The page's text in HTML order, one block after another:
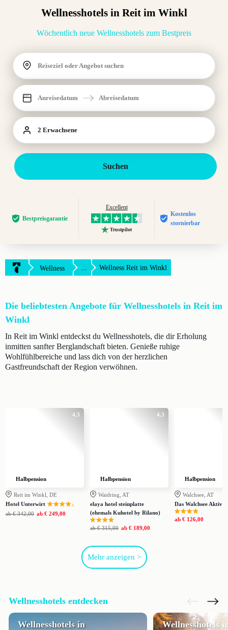
Wellnesshotels in Reit im Winkl
Wöchentlich neue Wellnesshotels zum Bestpreis
Reiseziel oder Angebot suchen
Anreisedatum Abreisedatum
2 Erwachsene
Suchen
Bestpreis­garantie
Excellent
Trustpilot
Kostenlos
stornierbar
Wellness ... Wellness Reit im Winkl
Die beliebtesten Angebote für Wellnesshotels in Reit im
Winkl
In Reit im Winkl entdeckst du Wellnesshotels, die dir Erholung
inmitten sanfter Berglandschaft bieten. Genieße ruhige
Wohlfühlbereiche und lass dich von der herzlichen
Gastfreundschaft der Region verwöhnen.
4.3
Halbpension
Reit im Winkl, DE
Hotel Unterwirt
s
ab € 342,00 ab € 249,00
4.3
Halbpension
Waidring, AT
elaya hotel steinplatte
(ehemals Kuhotel by Rilano)
ab € 315,00 ab € 189,00
Halbpension
Walchsee, AT
Das Walchsee
ab € 126,00
Mehr anzeigen >
Wellnesshotels entdecken
Wellnesshotels in
Wellnesshotels